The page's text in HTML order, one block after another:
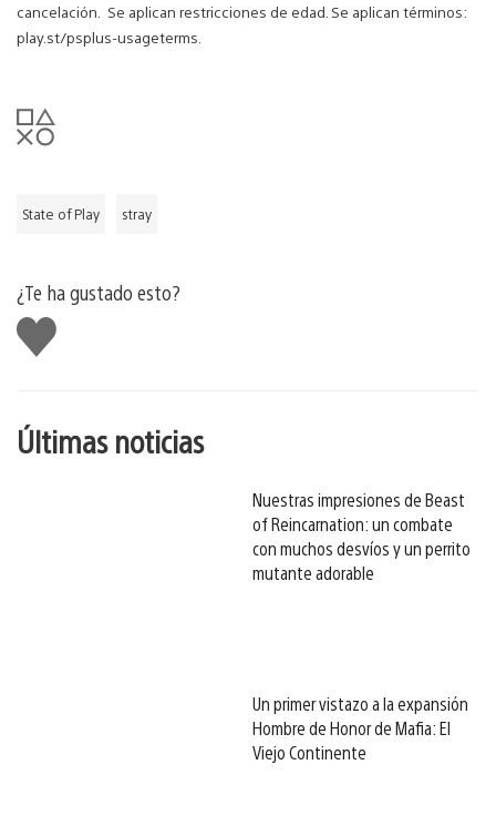
cancelación. Se aplican restricciones de edad. Se aplican términos:
play.st/psplus-usageterms.
State of Play stray
¿Te ha gustado esto?
Me
gusta
esto
Últimas noticias
Nuestras impresiones de Beast
of Reincarnation: un combate
con muchos desvíos y un perrito
mutante adorable
Un primer vistazo a la expansión
Hombre de Honor de Mafia: El
Viejo Continente